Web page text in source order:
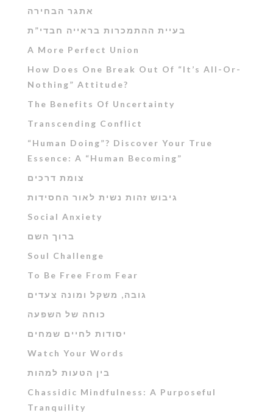
אתגר הבחירה
בעיית ההתמכרות בראייה חבדי”ת
A More Perfect Union
How Does One Break Out Of “It’s All-Or-
Nothing” Attitude?
The Benefits Of Uncertainty
Transcending Conflict
“Human Doing”? Discover Your True
Essence: A “Human Becoming”
צומת דרכים
גיבוש זהות נשית לאור החסידות
Social Anxiety
ברוך השם
Soul Challenge
To Be Free From Fear
גובה, משקל ומונה צעדים
כוחה של השפעה
יסודות לחיים שמחים
Watch Your Words
בין הטעות למהות
Chassidic Mindfulness: A Purposeful
Tranquility